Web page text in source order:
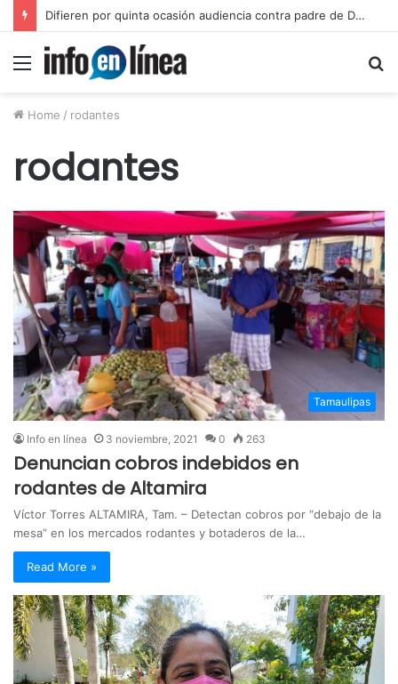
Difieren por quinta ocasión audiencia contra padre de Dafne
Menu
Home / rodantes
rodantes
Tamaulipas
Info en línea 3 noviembre, 2021 0 263
Denuncian cobros indebidos en
rodantes de Altamira
Víctor Torres ALTAMIRA, Tam. – Detectan cobros por “debajo de la
mesa” en los mercados rodantes y botaderos de la…
Read More »